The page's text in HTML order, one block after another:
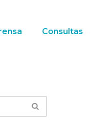
Consultas